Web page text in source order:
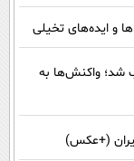
و ایده‌های تخیلی
شد؛ واکنش‌ها به
(+عکس)